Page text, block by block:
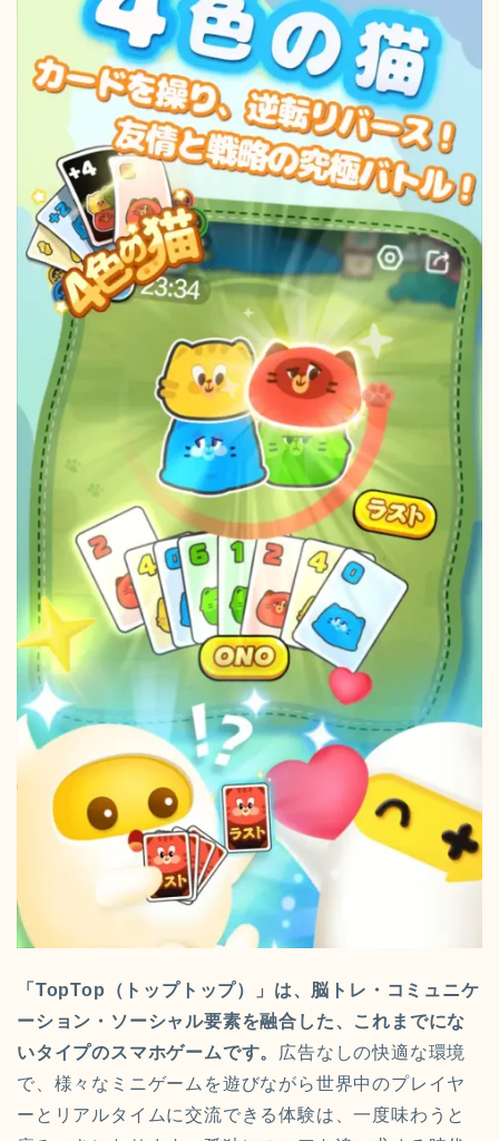
「TopTop（トップトップ）」は、脳トレ・コミュニケ
ーション・ソーシャル要素を融合した、これまでにな
いタイプのスマホゲームです。
広告なしの快適な環境
で、様々なミニゲームを遊びながら世界中のプレイヤ
ーとリアルタイムに交流できる体験は、一度味わうと